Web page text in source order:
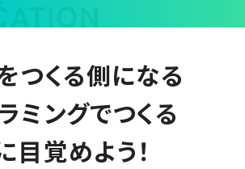
つくる側になる
ミングでつくる
目覚めよう！